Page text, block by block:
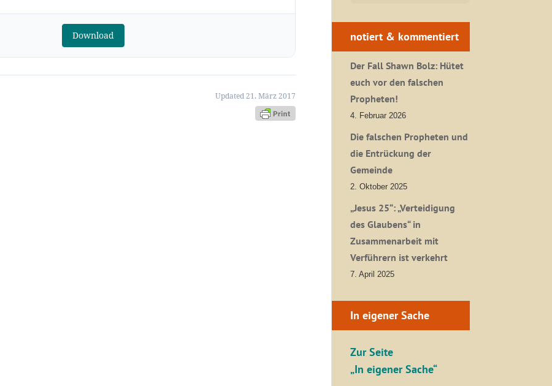
Download
Updated 21. März 2017
notiert & kommentiert
Der Fall Shawn Bolz: Hütet
euch vor den falschen
Propheten!
4. Februar 2026
Die falschen Propheten und
die Entrückung der
Gemeinde
2. Oktober 2025
„Jesus 25“: „Verteidigung
des Glaubens“ in
Zusammenarbeit mit
Verführern ist verkehrt
7. April 2025
In eigener Sache
Zur Seite
„In eigener Sache“